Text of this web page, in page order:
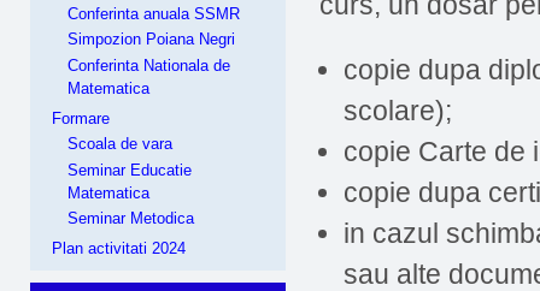
copie dupa
scolare);
copie Carte de
copie dupa
in cazul
sau alte
Conferinta anuala SSMR
Simpozion Poiana Negri
Conferinta Nationala de
Matematica
Formare
Scoala de vara
Seminar Educatie
Matematica
Seminar Metodica
Plan activitati 2024